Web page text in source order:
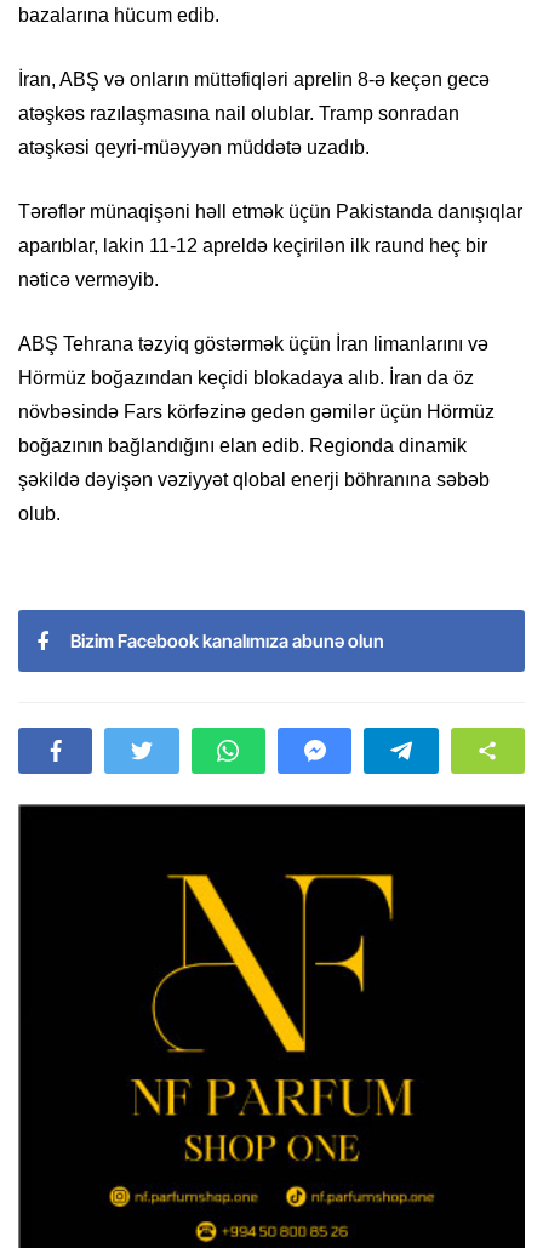
bazalarına hücum edib.
İran, ABŞ və onların müttəfiqləri aprelin 8-ə keçən gecə
atəşkəs razılaşmasına nail olublar. Tramp sonradan
atəşkəsi qeyri-müəyyən müddətə uzadıb.
Tərəflər münaqişəni həll etmək üçün Pakistanda danışıqlar
aparıblar, lakin 11-12 apreldə keçirilən ilk raund heç bir
nəticə verməyib.
ABŞ Tehrana təzyiq göstərmək üçün İran limanlarını və
Hörmüz boğazından keçidi blokadaya alıb. İran da öz
növbəsində Fars körfəzinə gedən gəmilər üçün Hörmüz
boğazının bağlandığını elan edib. Regionda dinamik
şəkildə dəyişən vəziyyət qlobal enerji böhranına səbəb
olub.
Bizim Facebook kanalımıza abunə olun